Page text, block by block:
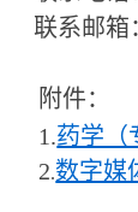
联系邮箱
附件：
1.药学（
2.数字媒